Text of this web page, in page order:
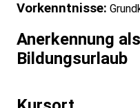
Vorkenntnisse:
Anerkennung als
Bildungsurlaub